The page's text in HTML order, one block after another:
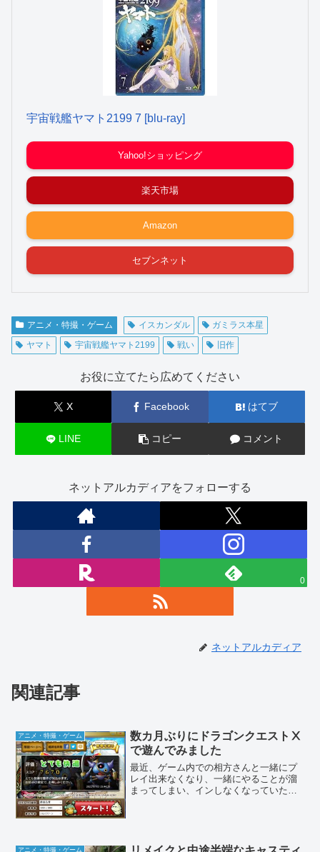
宇宙戦艦ヤマト2199 7 [blu-ray]
Yahoo!ショッピング
楽天市場
Amazon
セブンネット
アニメ・特撮・ゲーム イスカンダル
ガミラス本星
ヤマト
宇宙戦艦ヤマト2199 戦い 旧作
お役に立てたら広めてください
X Facebook はてブ
LINE コピー コメント
ネットアルカディアをフォローする
0
ネットアルカディア
関連記事
アニメ・特撮・ゲーム
数カ月ぶりにドラゴンクエストⅩ
で遊んでみました
最近、ゲーム内での相方さんと一緒にプ
レイ出来なくなり、一緒にやることが溜
まってしまい、インしなくなっていたの
アニメ・特撮・ゲーム